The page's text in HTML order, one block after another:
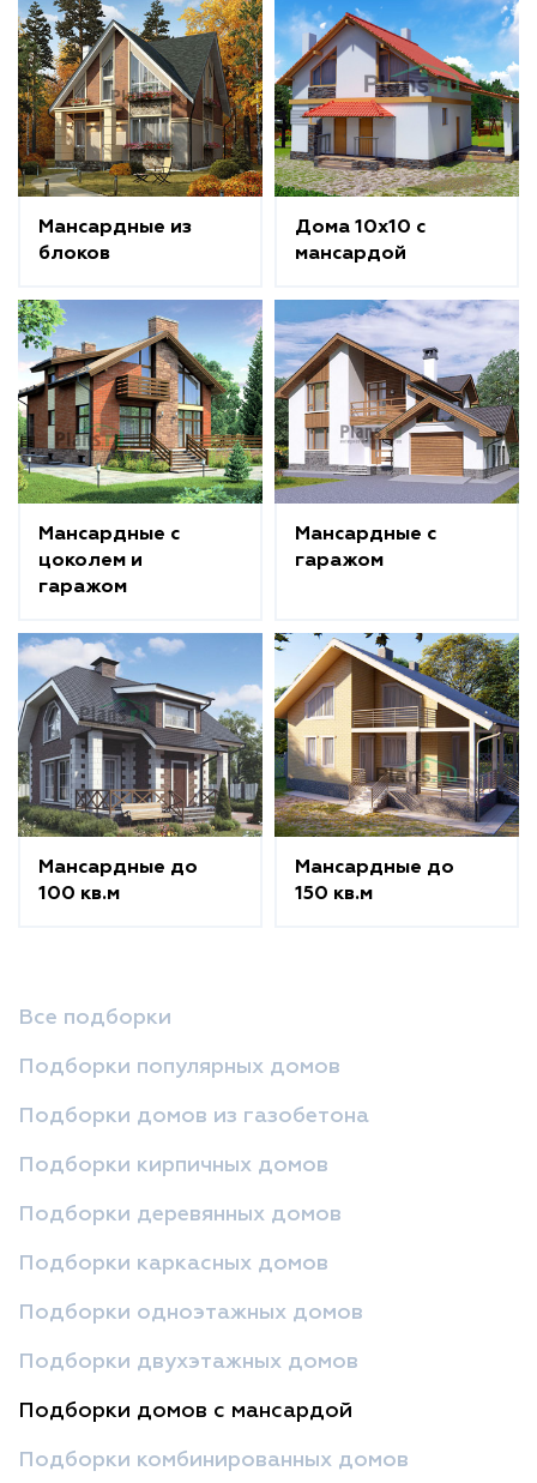
Мансардные из
блоков
Дома 10x10 с
мансардой
Мансардные с
цоколем и
гаражом
Мансардные с
гаражом
Мансардные до
100 кв.м
Мансардные до
150 кв.м
Все подборки
Подборки популярных домов
Подборки домов из газобетона
Подборки кирпичных домов
Подборки деревянных домов
Подборки каркасных домов
Подборки одноэтажных домов
Подборки двухэтажных домов
Подборки домов с мансардой
Подборки комбинированных домов